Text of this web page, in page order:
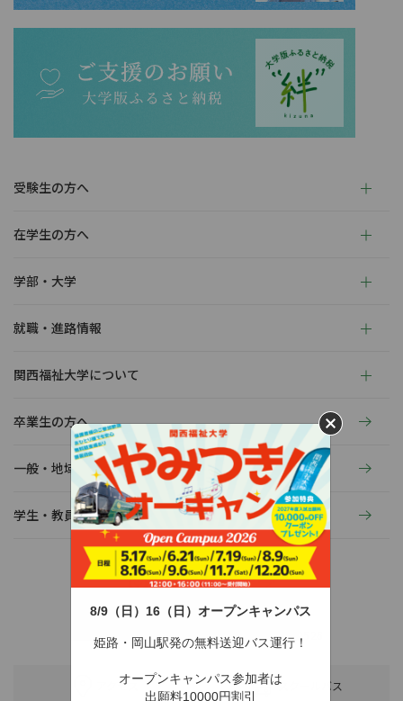
8/9（日）16（日）オープンキャンパス
姫路・岡山駅発の無料送迎バス運行！
オープンキャンパス参加者は
出願料10000円割引
受験生の方へ
在学生の方へ
学部・大学
就職・進路情報
関西福祉大学について
卒業生の方へ
一般・地域の方へ
学生・教員の活動
〒678-0255 兵庫県赤穂市新田380-3
TEL：0791-46-2525（代）FAX：0791-46-2526
アクセス スクールバス